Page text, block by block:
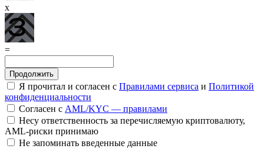
x
=
Я прочитал и согласен с Правилами сервиса и Политикой
конфиденциальности
Согласен с AML/KYC — правилами
Несу ответственность за перечисляемую криптовалюту,
AML-риски принимаю
Не запоминать введенные данные